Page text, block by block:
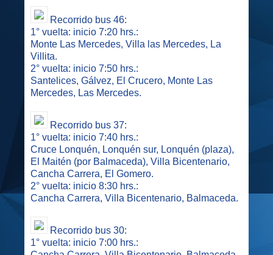
Recorrido bus 46:
1° vuelta: inicio 7:20 hrs.:
Monte Las Mercedes, Villa las Mercedes, La
Villita.
2° vuelta: inicio 7:50 hrs.:
Santelices, Gálvez, El Crucero, Monte Las
Mercedes, Las Mercedes.
Recorrido bus 37:
1° vuelta: inicio 7:40 hrs.:
Cruce Lonquén, Lonquén sur, Lonquén (plaza),
El Maitén (por Balmaceda), Villa Bicentenario,
Cancha Carrera, El Gomero.
2° vuelta: inicio 8:30 hrs.:
Cancha Carrera, Villa Bicentenario, Balmaceda.
Recorrido bus 30:
1° vuelta: inicio 7:00 hrs.: